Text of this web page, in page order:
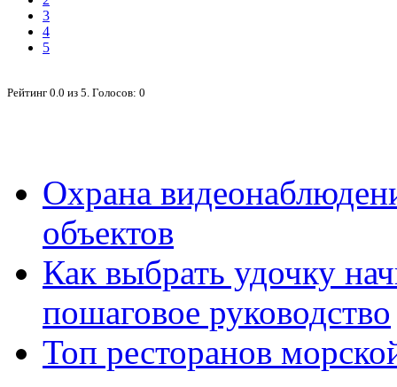
3
4
5
Рейтинг 0.0 из 5 . Голосов: 0
Охрана
объектов
Как выбрать удочку
пошаговое руководство
Топ ресторанов